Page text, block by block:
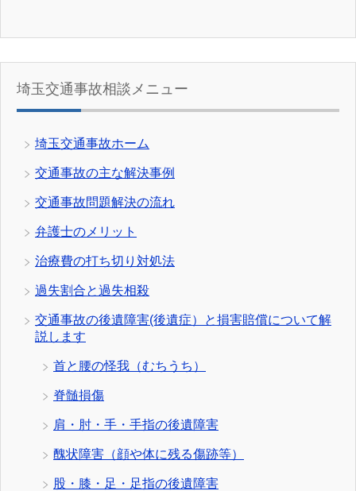
埼玉交通事故相談メニュー
埼玉交通事故ホーム
交通事故の主な解決事例
交通事故問題解決の流れ
弁護士のメリット
治療費の打ち切り対処法
過失割合と過失相殺
交通事故の後遺障害(後遺症）と損害賠償について解
説します
首と腰の怪我（むちうち）
脊髄損傷
肩・肘・手・手指の後遺障害
醜状障害（顔や体に残る傷跡等）
股・膝・足・足指の後遺障害